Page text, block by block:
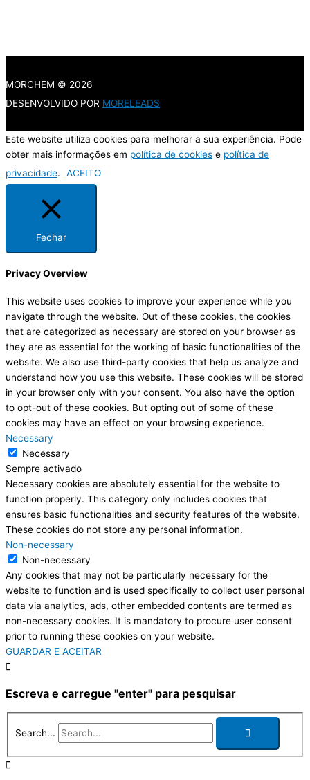
MORCHEM © 2026
DESENVOLVIDO POR MORELEADS
Este website utiliza cookies para melhorar a sua experiência. Pode
obter mais informações em política de cookies e política de
privacidade. ACEITO
Fechar
Privacy Overview
This website uses cookies to improve your experience while you
navigate through the website. Out of these cookies, the cookies
that are categorized as necessary are stored on your browser as
they are as essential for the working of basic functionalities of the
website. We also use third-party cookies that help us analyze and
understand how you use this website. These cookies will be stored
in your browser only with your consent. You also have the option
to opt-out of these cookies. But opting out of some of these
cookies may have an effect on your browsing experience.
Necessary
Necessary
Sempre activado
Necessary cookies are absolutely essential for the website to
function properly. This category only includes cookies that
ensures basic functionalities and security features of the website.
These cookies do not store any personal information.
Non-necessary
Non-necessary
Any cookies that may not be particularly necessary for the
website to function and is used specifically to collect user personal
data via analytics, ads, other embedded contents are termed as
non-necessary cookies. It is mandatory to procure user consent
prior to running these cookies on your website.
GUARDAR E ACEITAR
Escreva e carregue "enter" para pesquisar
Search...